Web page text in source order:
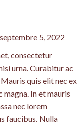
septembre 5, 2022
consectetur
urna. Curabitur ac
quis elit nec ex
In et mauris
nec lorem
faucibus. Nulla